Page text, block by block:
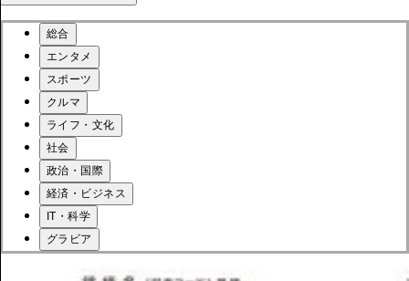
総合
エンタメ
スポーツ
クルマ
ライフ・文化
社会
政治・国際
経済・ビジネス
IT・科学
グラビア